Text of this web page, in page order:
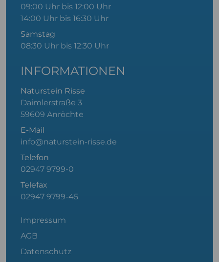
09:00 Uhr bis 12:00 Uhr
14:00 Uhr bis 16:30 Uhr
Samstag
08:30 Uhr bis 12:30 Uhr
INFORMATIONEN
Naturstein Risse
Daimlerstraße 3
59609 Anröchte
E-Mail
info@naturstein-risse.de
Telefon
02947 9799-0
Telefax
02947 9799-45
Impressum
AGB
Datenschutz